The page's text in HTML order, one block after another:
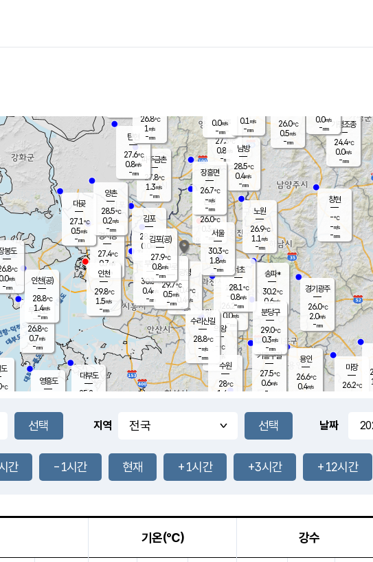
풍도
0.7m/s
무의도
26.8℃
0.7m/s
-mm
영흥도
℃
양주
27.3℃
0.8
-mm
과천
26.2℃
0.0m/s
- mm
봉도
℃
m/s
-mm
-mm
-mm
용인
26.6℃
0.4m/s
경기광주
26.0℃
2.0m/s
-mm
26.3
℃
대부도
25.2
경서동
27.4℃
0.7 m/s
-mm
파주금촌
27.8℃
1.3m/s
-mm
가평조종
24.4℃
0.0m/s
-mm
26.0℃
0.5m/s
-mm
대곶
27.1℃
0.5m/s
-mm
창현
-℃
-m/s
-mm
탄현
27.6℃
0.8m/s
-mm
0.0m/s
-mm
27.9℃
0.0m/s
-mm
마장
26.2℃
의왕
- ℃
m/s
mm
김포
28.0℃
0.0 m/s
mm
광명
30.4 ℃
0.4 m/s
-mm
부천
30.3℃
0.4m/s
-mm
-mm
양촌
28.5℃
0.2m/s
-mm
구로
29.7℃
0.5m/s
-mm
은평
26.0℃
0.3 m/s
- mm
노원
26.9℃
1.1 m/s
-mm
송파*
30.2℃
0.6m/s
-mm
서초
28.1℃
0.8m/s
-mm
남방
28.5℃
0.4m/s
-mm
기흥구갈
27.5℃
0.6m/s
-
수리산길
28.8℃
-m/s
-mm
분당구
29.0℃
0.3m/s
-mm
장흥면
26.7℃
-m/s
-mm
0.0m/s
-mm
인천(공)
28.8℃
1.4m/s
-mm
김포(공)
27.9℃
0.8m/s
-mm
수원
28℃
1.4 m/s
인천
29.8℃
1.5m/s
-mm
서울
30.3℃
1.8m/s
-mm
26.8℃
1 m/s
-mm
0.1 m/s
-mm
지역 날짜
간 -1시간 현재 +1시간 +3시간 +12시간
기온(℃) 강수